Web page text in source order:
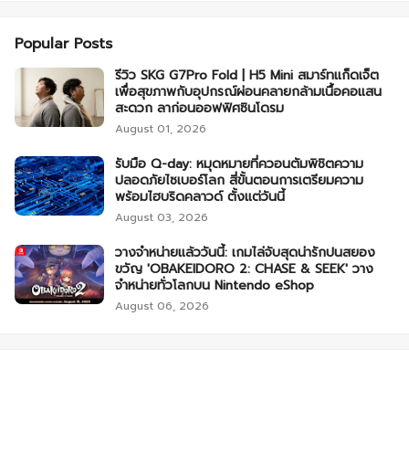
Popular Posts
รีวิว SKG G7Pro Fold | H5 Mini สมาร์ทแก็ดเจ็ต
เพื่อสุขภาพกับอุปกรณ์ผ่อนคลายกล้ามเนื้อคอแสน
สะดวก ลาก่อนออฟฟิศซินโดรม
August 01, 2026
รับมือ Q-day: หมุดหมายที่ควอนตัมพิชิตความ
ปลอดภัยไซเบอร์โลก สี่ขั้นตอนการเตรียมความ
พร้อมไฮบริดคลาวด์ ตั้งแต่วันนี้
August 03, 2026
วางจำหน่ายแล้ววันนี้: เกมไล่จับสุดน่ารักปนสยอง
ขวัญ 'OBAKEIDORO 2: CHASE & SEEK' วาง
จำหน่ายทั่วโลกบน Nintendo eShop
August 06, 2026